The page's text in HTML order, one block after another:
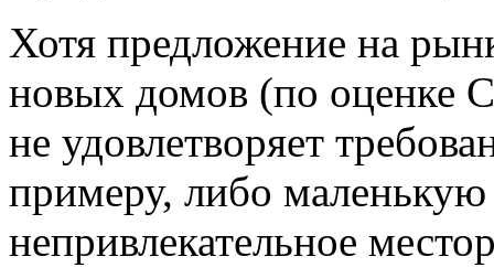
Хотя предложение на
новых домов (по оценке
не удовлетворяет
примеру, либо
непривлекательное